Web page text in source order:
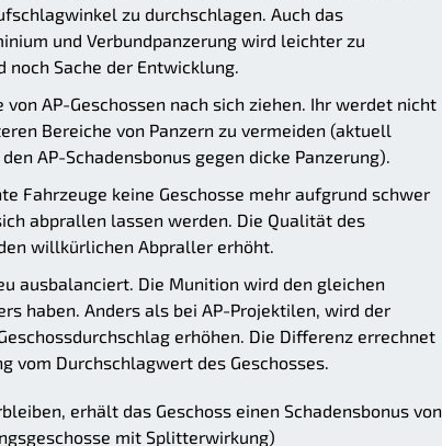
zu durchschlagen. Auch das
und Verbundpanzerung wird leichter zu
noch Sache der Entwicklung.
AP-Geschossen nach sich ziehen. Ihr werdet nicht
Bereiche von Panzern zu vermeiden (aktuell
AP-Schadensbonus gegen dicke Panzerung).
Fahrzeuge keine Geschosse mehr aufgrund schwer
abprallen lassen werden. Die Qualität des
willkürlichen Abpraller erhöht.
ausbalanciert. Die Munition wird den gleichen
haben. Anders als bei AP-Projektilen, wird der
erhöhen. Die Differenz errechnet
vom Durchschlagwert des Geschosses.
erhält das Geschoss einen Schadensbonus von
mit Splitterwirkung)